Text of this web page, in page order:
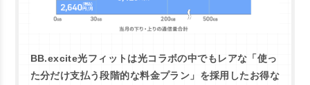
BB.excite光フィットは光コラボの中でもレアな 「使っ
た分だけ支払う段階的な料金プラン」 を採用したお得な